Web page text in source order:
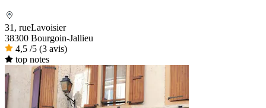
31, rueLavoisier
38300 Bourgoin-Jallieu
4,5 /5 (3 avis)
top notes